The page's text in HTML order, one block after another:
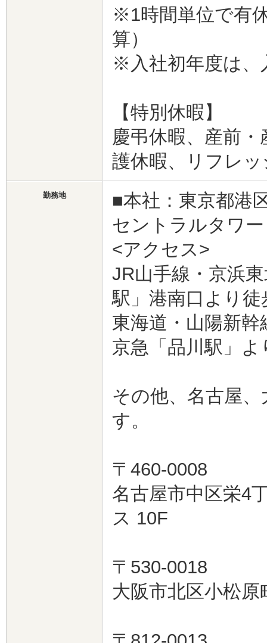
※1時間単位で有
算）
※入社初年度は、
【特別休暇】
慶弔休暇、産前
護休暇、リフレ
勤務地
■本社：東京都港
セントラルタワ
<アクセス>
JR山手線・京浜
駅」港南口より徒
東海道・山陽新
京急「品川駅」よ
その他、名古屋
す。
〒460-0008
名古屋市中区栄4
ス 10F
〒530-0018
大阪市北区小松